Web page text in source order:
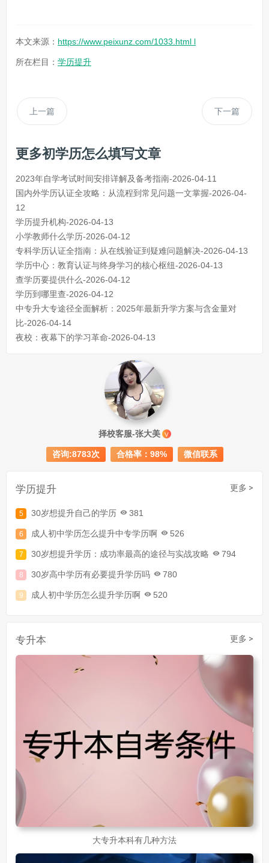
本文来源： https://www.peixunz.com/1033.html l
所在栏目： 学历提升
上一篇 下一篇
更多初学历怎么填写文章
2023年自学考试时间安排详解及备考指南-2026-04-11
国内外学历认证全攻略：从流程到常见问题一文掌握-2026-04-
12
学历提升机构-2026-04-13
小学教师什么学历-2026-04-12
专科学历认证全指南：从在线验证到疑难问题解决-2026-04-13
学历中心：教育认证与终身学习的核心枢纽-2026-04-13
查学历要提供什么-2026-04-12
学历到哪里查-2026-04-12
中专升大专途径全面解析：2025年最新升学方案与含金量对
比-2026-04-14
夜校：夜幕下的学习革命-2026-04-13
择校客服-张大美 V
咨询:8783次 合格率：98% 微信联系
学历提升 更多 >
成人初中文凭怎么提升学历 740
30岁怎么提升学历 218
成人大专学历提升报考流程详解：从报名条件到成功入学全指南
成人大专学历提升多少钱
30岁怎么提升学历
成人初中学历怎么提升中专学历啊
专升本 更多 >
大专升本科有几种方法